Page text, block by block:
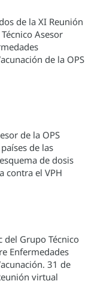
de la XI Reunión
Asesor
de la OPS
de la OPS
de las
de dosis
contra el VPH
del Grupo Técnico
Enfermedades
31 de
virtual